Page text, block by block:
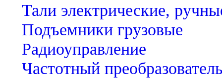
Тали электрические,
Подъемники грузовые
Радиоуправление
Частотный